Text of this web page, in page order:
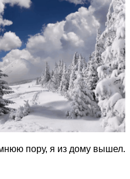
пору, я из дому вышел.